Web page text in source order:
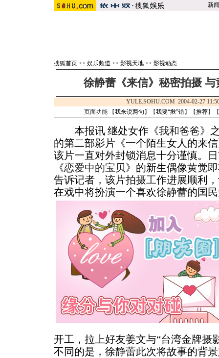
新闻
搜狐首页 >> 娱乐频道 >> 影视天地 >> 影视动态
徐静蕾《来信》秘密拍摄
YULE.SOHU.COM 2004-02-27
页面功能 【我来说两句 】【我要“揪”错】【推荐】
本报讯 继处女作《我和爸爸》
的第二部影片《一个陌生女人的来
该片一直对外封锁消息十分谨慎。
《恋爱中的宝贝 》的新生偶像黄觉
告诉记者，该片拍摄工作进展顺利
在戏中将扮演一个喜欢徐静蕾的国
开工，拉上好友姜文与“台湾金牌摄
不同的是，徐静蕾此次将故事的背